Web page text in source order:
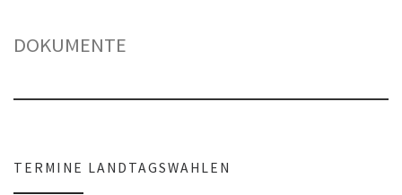
DOKUMENTE
TERMINE LANDTAGSWAHLEN